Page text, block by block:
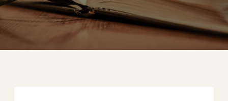
採用情報
自己評価表